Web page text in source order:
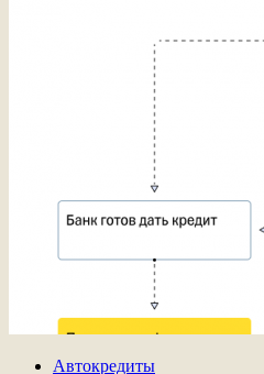
Автокредиты